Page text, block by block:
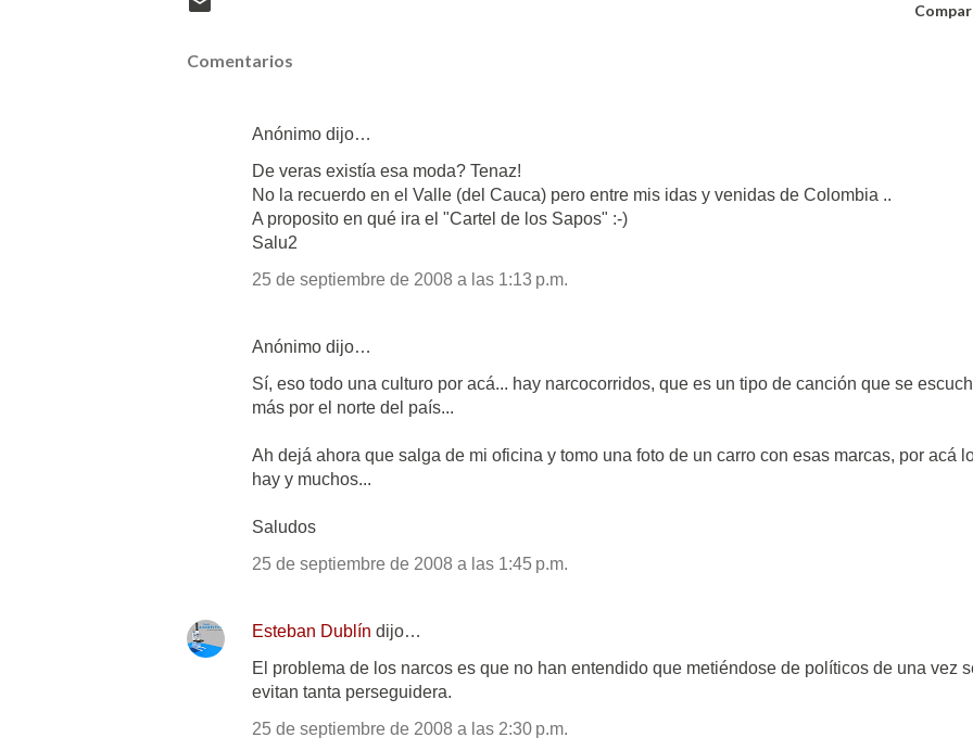
Comentarios
Anónimo dijo…
De veras existía esa moda? Tenaz!
No la recuerdo en el Valle (del Cauca) pero entre mis idas y venidas de Colombia ..
A proposito en qué ira el "Cartel de los Sapos" :-)
Salu2
25 de septiembre de 2008 a las 1:13 p.m.
Anónimo dijo…
Sí, eso todo una culturo por acá... hay narcocorridos, que es un tipo de canción que se
más por el norte del país...
Ah dejá ahora que salga de mi oficina y tomo una foto de un carro con esas marcas, por acá
hay y muchos...
Saludos
25 de septiembre de 2008 a las 1:45 p.m.
Esteban Dublín dijo…
El problema de los narcos es que no han entendido que metiéndose de políticos de una vez
evitan tanta perseguidera.
25 de septiembre de 2008 a las 2:30 p.m.